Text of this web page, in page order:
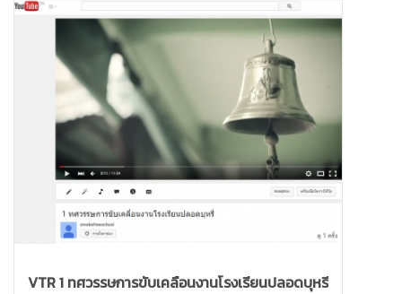
VTR 1 ทศวรรษการขับเคลื่อนงานโรงเรียนปลอดบุหรี่